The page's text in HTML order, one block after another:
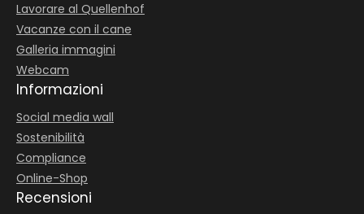
Lavorare al Quellenhof
Vacanze con il cane
Galleria immagini
Webcam
Informazioni
Social media wall
Sostenibilità
Compliance
Online-Shop
Recensioni